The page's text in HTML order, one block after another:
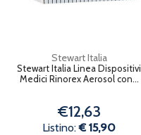
Stewart Italia
Stewart Italia Linea Dispositivi
Medici Rinorex Aerosol con...
€12,63
Listino:€ 15,90